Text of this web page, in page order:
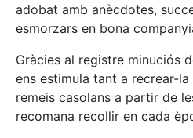
adobat amb anècdotes,
esmorzars en bona
Gràcies al registre minuciós
ens estimula tant a recrear-
remeis casolans a partir de
recomana recollir en cada